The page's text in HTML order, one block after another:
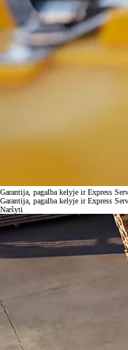
Garantija, pagalba kelyje ir Express
Garantija, pagalba kelyje ir Express
Naršyti